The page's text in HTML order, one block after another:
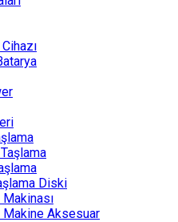
Diski
Makine Aksesuar